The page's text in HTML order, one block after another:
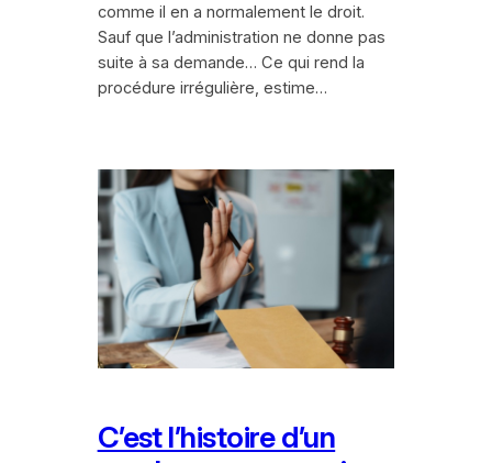
comme il en a normalement le droit.
Sauf que l’administration ne donne pas
suite à sa demande… Ce qui rend la
procédure irrégulière, estime…
C’est l’histoire d’un